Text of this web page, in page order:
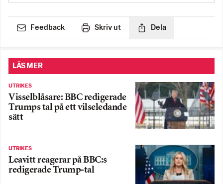
Feedback Skriv ut Dela
LÄS MER
UTRIKES
Visselblåsare: BBC redigerade
Trumps tal på ett vilseledande
sätt
UTRIKES
Leavitt reagerar på BBC:s
redigerade Trump-tal